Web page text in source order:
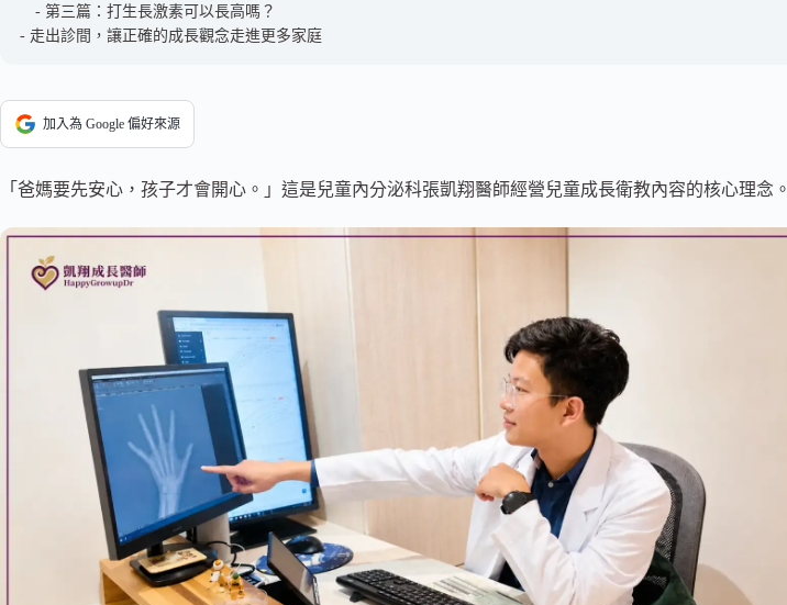
第三篇：打生長激素可以長高嗎？
走出診間，讓正確的成長觀念走進更多家庭
加入為 Google 偏好來源
「爸媽要先安心，孩子才會開心。」這是兒童內分泌科張凱翔醫師經營兒童成長衛教內容的核心理念。